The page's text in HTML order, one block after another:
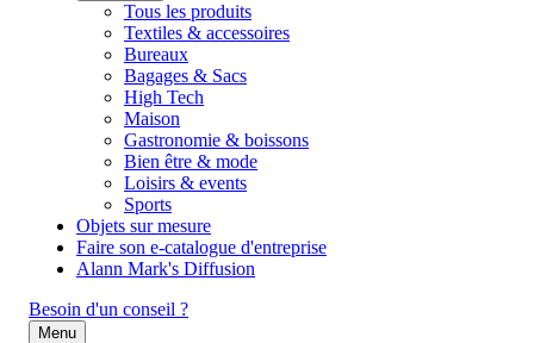
Tous les produits
Textiles & accessoires
Bureaux
Bagages & Sacs
High Tech
Maison
Gastronomie & boissons
Bien être & mode
Loisirs & events
Sports
Objets sur mesure
Faire son e-catalogue d'entreprise
Alann Mark's Diffusion
Besoin d'un conseil ?
Menu